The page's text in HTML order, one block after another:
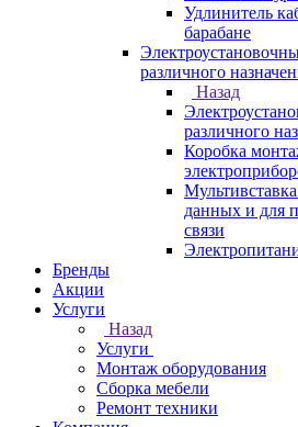
Удлинитель
барабане
различного
Назад
различного
Коробка
данных и для
связи
Бренды
Акции
Услуги
Назад
Услуги
Монтаж оборудования
Сборка мебели
Ремонт техники